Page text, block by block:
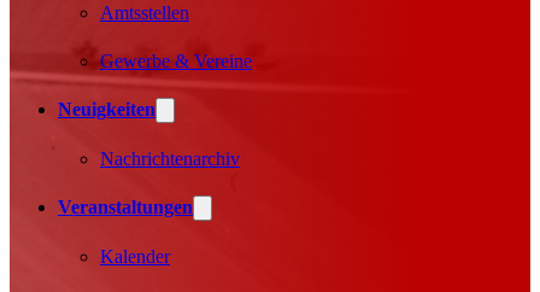
Amtsstellen
Gewerbe & Vereine
Neuigkeiten
Nachrichtenarchiv
Veranstaltungen
Kalender